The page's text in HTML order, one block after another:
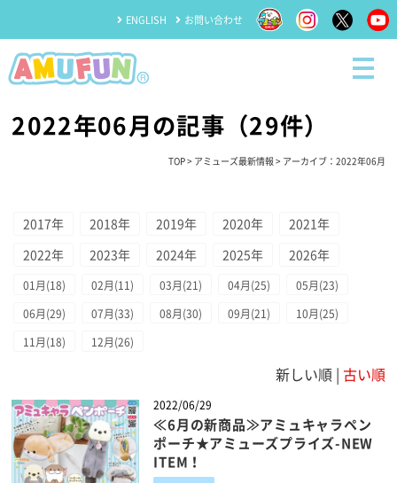
ENGLISH お問い合わせ
2022年06月の記事（29件）
TOP> アミューズ最新情報> アーカイブ：2022年06月
2017年 2018年 2019年 2020年 2021年
2022年 2023年 2024年 2025年 2026年
01月(18) 02月(11) 03月(21) 04月(25) 05月(23)
06月(29) 07月(33) 08月(30) 09月(21) 10月(25)
11月(18) 12月(26)
新しい順 | 古い順
2022/06/29
≪6月の新商品≫アミュキャラペン
ポーチ★アミューズプライズ-NEW
ITEM！